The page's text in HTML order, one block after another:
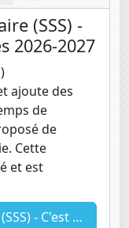
(SSS) -
2026-2027
ajoute des
de
de
Cette
et est
2026-2027